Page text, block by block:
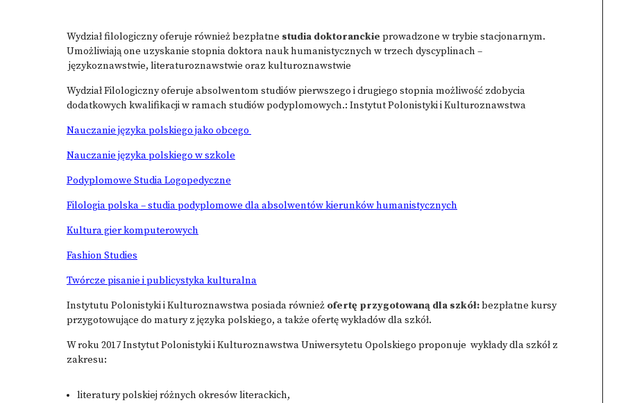
Wydział filologiczny oferuje również bezpłatne studia doktoranckie prowadzone w trybie stacjonarnym.
Umożliwiają one uzyskanie stopnia doktora nauk humanistycznych w trzech dyscyplinach –
językoznawstwie, literaturoznawstwie oraz kulturoznawstwie
Wydział Filologiczny oferuje absolwentom studiów pierwszego i drugiego stopnia możliwość zdobycia
dodatkowych kwalifikacji w ramach studiów podyplomowych.: Instytut Polonistyki i Kulturoznawstwa
Nauczanie języka polskiego jako obcego
Nauczanie języka polskiego w szkole
Podyplomowe Studia Logopedyczne
Filologia polska – studia podyplomowe dla absolwentów kierunków humanistycznych
Kultura gier komputerowych
Fashion Studies
Twórcze pisanie i publicystyka kulturalna
Instytutu Polonistyki i Kulturoznawstwa posiada również ofertę przygotowaną dla szkół:bezpłatne kursy
przygotowujące do matury z języka polskiego, a także ofertę wykładów dla szkół.
W roku 2017 Instytut Polonistyki i Kulturoznawstwa Uniwersytetu Opolskiego proponuje wykłady dla szkół z
zakresu:
literatury polskiej różnych okresów literackich,